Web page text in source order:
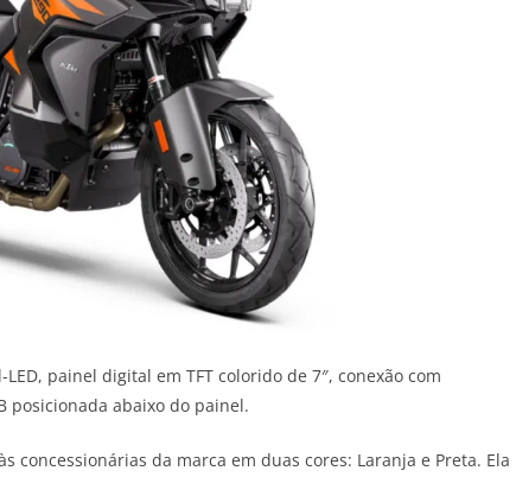
painel digital em TFT colorido de 7″, conexão com
posicionada abaixo do painel.
concessionárias da marca em duas cores: Laranja e Preta. Ela